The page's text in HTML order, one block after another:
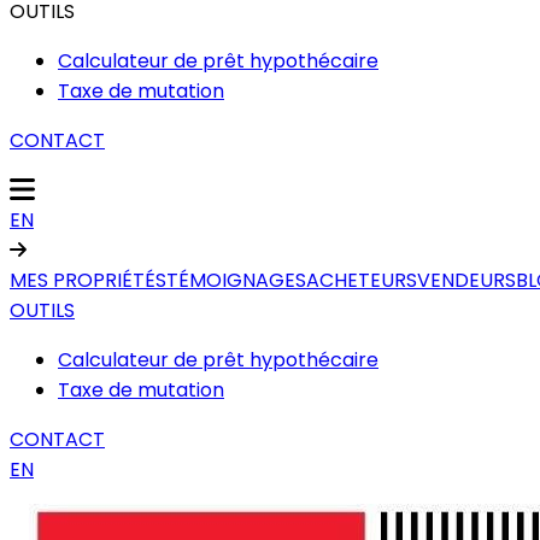
OUTILS
Calculateur de prêt hypothécaire
Taxe de mutation
CONTACT
EN
MES PROPRIÉTÉSTÉMOIGNAGESACHETEURSVENDEURS
OUTILS
Calculateur de prêt hypothécaire
Taxe de mutation
CONTACT
EN